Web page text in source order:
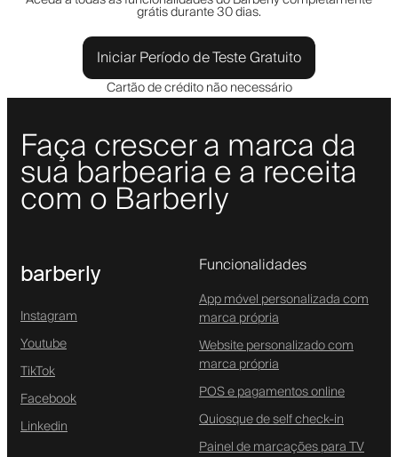
grátis durante 30 dias.
Iniciar Período de Teste Gratuito
Cartão de crédito não necessário
Faça crescer a marca da
sua barbearia e a receita
com o Barberly
barberly
Instagram
Youtube
TikTok
Facebook
Linkedin
Funcionalidades
App móvel personalizada com
marca própria
Website personalizado com
marca própria
POS e pagamentos online
Quiosque de self check-in
Painel de marcações para TV